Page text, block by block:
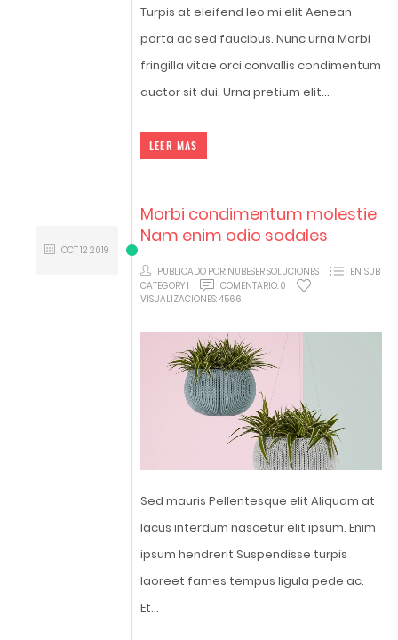
Turpis at eleifend leo mi elit Aenean
porta ac sed faucibus. Nunc urna Morbi
fringilla vitae orci convallis condimentum
auctor sit dui. Urna pretium elit...
LEER MAS
Morbi condimentum molestie
Nam enim odio sodales
PUBLICADO POR: NUBESER SOLUCIONES EN:SUB
CATEGORY 1
OCT12 2019
COMENTARIO: 0
VISUALIZACIONES:4566
Sed mauris Pellentesque elit Aliquam at
lacus interdum nascetur elit ipsum. Enim
ipsum hendrerit Suspendisse turpis
laoreet fames tempus ligula pede ac.
Et...